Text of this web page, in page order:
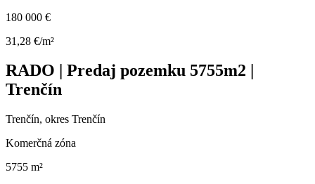
180 000 €
31,28 €/m²
RADO | Predaj pozemku 5755m2 |
Trenčín
Trenčín, okres Trenčín
Komerčná zóna
5755 m²